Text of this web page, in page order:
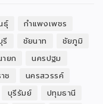
ธุ์
กำแพงเพชร
รี ชัยนาท
ชัยภูมิ
ยก
นครปฐม
ช
นครสวรรค์
บุรีรัมย์
ปทุมธานี